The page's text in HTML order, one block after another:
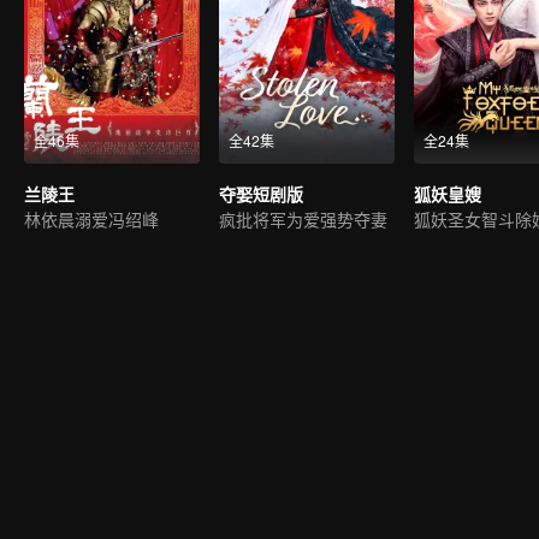
全46集
兰陵王
林依晨溺爱冯绍峰
全42集
夺娶短剧版
疯批将军为爱强势夺妻
全24集
狐妖皇嫂
狐妖圣女智斗除